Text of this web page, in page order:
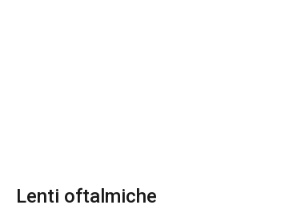
Lenti oftalmiche